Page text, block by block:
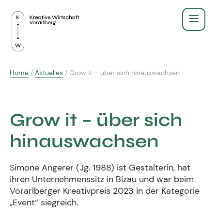
Service
Recht & Gesetz
Gründen & Werbeberufe
Agenturleitfaden
Zeigt eure Arbeit
Aus- & Weiterbildung
BildungsPlus Förderung
Lehre
Weiterbildungen
Fachgruppe
Kreativpreis 2025
Ausschuss - wir für euch
Kreativpreis
Home / Aktuelles / Grow it – über sich hinauswachsen
Grow it – über sich
hinauswachsen
Simone Angerer (Jg. 1988) ist Gestalterin, hat
ihren Unternehmenssitz in Bizau und war beim
Vorarlberger Kreativpreis 2023 in der Kategorie
„Event“ siegreich.